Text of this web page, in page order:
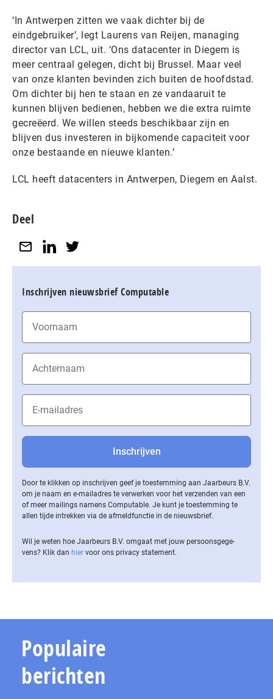
‘In Antwerpen zitten we vaak dichter bij de
eindgebruiker’, legt Laurens van Reijen, managing
director van LCL, uit. ‘Ons datacenter in Diegem is
meer centraal gelegen, dicht bij Brussel. Maar veel
van onze klanten bevinden zich buiten de hoofdstad.
Om dichter bij hen te staan en ze vandaaruit te
kunnen blijven bedienen, hebben we die extra ruimte
gecreëerd. We willen steeds beschikbaar zijn en
blijven dus investeren in bijkomende capaciteit voor
onze bestaande en nieuwe klanten.’
LCL heeft datacenters in Antwerpen, Diegem en Aalst.
Deel
Inschrijven nieuwsbrief Computable
Door te klikken op inschrijven geef je toestemming aan Jaarbeurs B.V.
om je naam en e-mailadres te verwerken voor het verzenden van een
of meer mailings namens Computable. Je kunt je toestemming te
allen tijde intrekken via de af­meld­func­tie in de nieuwsbrief.
Wil je weten hoe Jaarbeurs B.V. omgaat met jouw per­soons­ge­ge­
vens? Klik dan hier voor ons privacy statement.
Populaire
berichten